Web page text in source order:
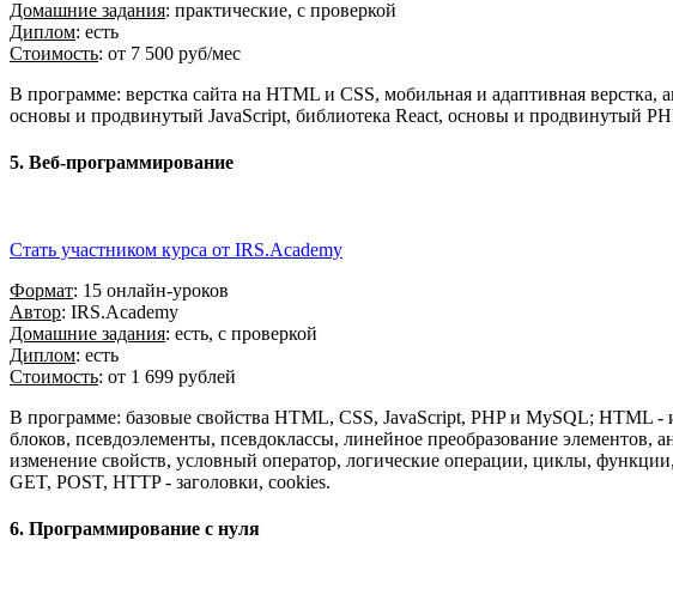
Домашние задания: практические, с проверкой
Диплом: есть
Стоимость: от 7 500 руб/мес
В программе: верстка сайта на HTML и CSS, мобильная и адаптивная
основы и продвинутый JavaScript, библиотека React, основы и продвинутый
5. Веб-программирование
Стать участником курса от IRS.Academy
Формат: 15 онлайн-уроков
Автор: IRS.Academy
Домашние задания: есть, с проверкой
Диплом: есть
Стоимость: от 1 699 рублей
В программе: базовые свойства HTML, CSS, JavaScript, PHP и MySQL; HTML -
блоков, псевдоэлементы, псевдоклассы, линейное преобразование элементов,
изменение свойств, условный оператор, логические операции, циклы,
GET, POST, HTTP - заголовки, cookies.
6. Программирование с нуля